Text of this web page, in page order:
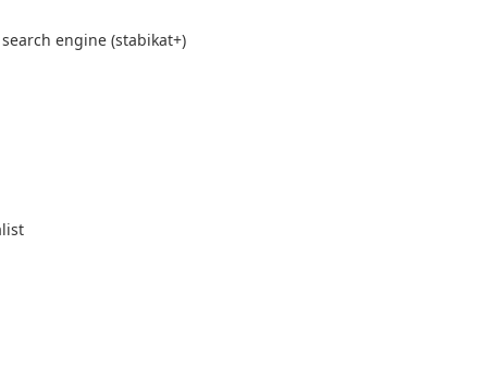
engine (stabikat+)